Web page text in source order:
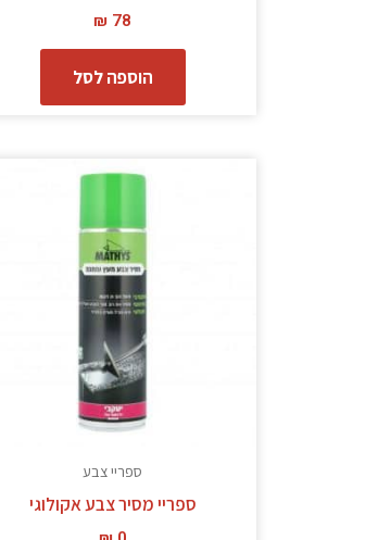
₪ 78
הוספה לסל
ספריי צבע
ספריי מסיר צבע אקולוגי